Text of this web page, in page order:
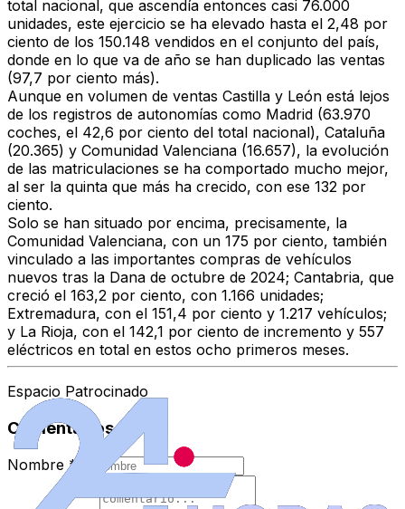
total nacional, que ascendía entonces casi 76.000
unidades, este ejercicio se ha elevado hasta el 2,48 por
ciento de los 150.148 vendidos en el conjunto del país,
donde en lo que va de año se han duplicado las ventas
(97,7 por ciento más).
Aunque en volumen de ventas Castilla y León está lejos
de los registros de autonomías como Madrid (63.970
coches, el 42,6 por ciento del total nacional), Cataluña
(20.365) y Comunidad Valenciana (16.657), la evolución
de las matriculaciones se ha comportado mucho mejor,
al ser la quinta que más ha crecido, con ese 132 por
ciento.
Solo se han situado por encima, precisamente, la
Comunidad Valenciana, con un 175 por ciento, también
vinculado a las importantes compras de vehículos
nuevos tras la Dana de octubre de 2024; Cantabria, que
creció el 163,2 por ciento, con 1.166 unidades;
Extremadura, con el 151,4 por ciento y 1.217 vehículos;
y La Rioja, con el 142,1 por ciento de incremento y 557
eléctricos en total en estos ocho primeros meses.
Espacio Patrocinado
Comentarios
Nombre *